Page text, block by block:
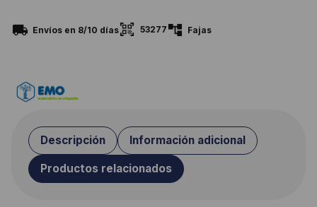
Envíos en 8/10 días 53277 Fajas
Descripción Información adicional
Productos relacionados